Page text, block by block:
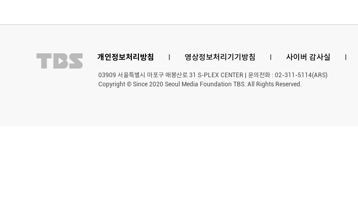
개인정보처리방침 l 영상정보처리기기방침 l 사이버 감사실 l
03909 서울특별시 마포구 매봉산로 31 S-PLEX CENTER | 문의전화 : 02-311-5114(ARS)
Copyright © Since 2020 Seoul Media Foundation TBS. All Rights Reserved.